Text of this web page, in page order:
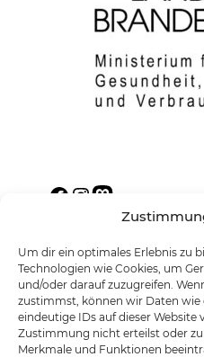
Um dir ein optimales Erlebnis zu
Technologien wie Cookies, um
und/oder darauf zuzugreifen.
zustimmst, können wir Daten wie
eindeutige IDs auf dieser Website
Zustimmung nicht erteilst oder
Merkmale und Funktionen
Facebook
Instagram
Mastodon
(EU)